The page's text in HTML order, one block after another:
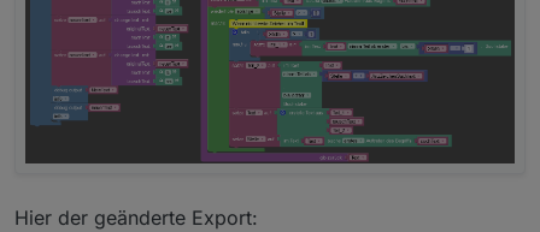
Hier der geänderte Export: